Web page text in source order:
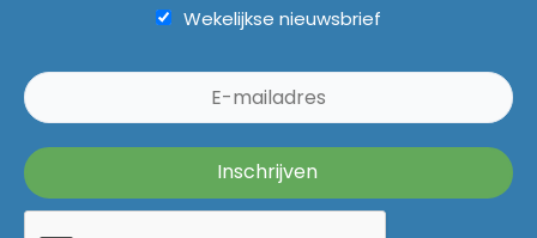
Wekelijkse nieuwsbrief